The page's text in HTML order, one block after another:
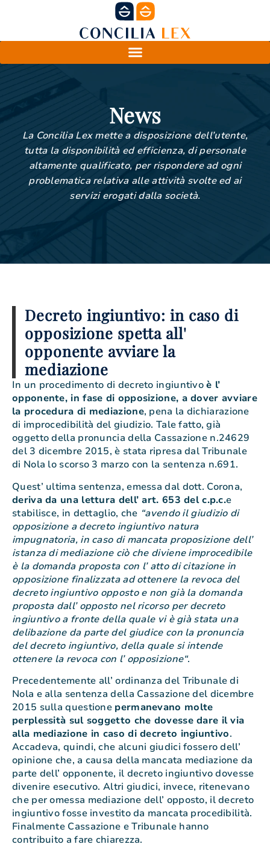
News
La Concilia Lex mette a disposizione dell’utente,
tutta la disponibilità ed efficienza, di personale
altamente qualificato, per rispondere ad ogni
problematica relativa alle attività svolte ed ai
servizi erogati dalla società.
Decreto ingiuntivo: in caso di
opposizione spetta all'
opponente avviare la
mediazione
In un procedimento di decreto ingiuntivoè l’
opponente, in fase di opposizione, a dover avviare
la procedura di mediazione, pena la dichiarazione
di improcedibilità del giudizio. Tale fatto, già
oggetto della pronuncia della Cassazione n.24629
del 3 dicembre 2015, è stata ripresa dal Tribunale
di Nola lo scorso 3 marzo con la sentenza n.691.
Quest’ ultima sentenza, emessa dal dott. Corona,
deriva da una lettura dell’ art. 653 del c.p.c.e
stabilisce, in dettaglio, che “avendo il giudizio di
opposizione a decreto ingiuntivo natura
impugnatoria, in caso di mancata proposizione dell’
istanza di mediazione ciò che diviene improcedibile
è la domanda proposta con l’ atto di citazione in
opposizione finalizzata ad ottenere la revoca del
decreto ingiuntivo opposto e non già la domanda
proposta dall’ opposto nel ricorso per decreto
ingiuntivo a fronte della quale vi è già stata una
delibazione da parte del giudice con la pronuncia
del decreto ingiuntivo, della quale si intende
ottenere la revoca con l’ opposizione“.
Precedentemente all’ ordinanza del Tribunale di
Nola e alla sentenza della Cassazione del dicembre
2015 sulla questione permanevano molte
perplessità sul soggetto che dovesse dare il via
alla mediazione in caso di decreto ingiuntivo.
Accadeva, quindi, che alcuni giudici fossero dell’
opinione che, a causa della mancata mediazione da
parte dell’ opponente, il decreto ingiuntivo dovesse
divenire esecutivo. Altri giudici, invece, ritenevano
che per omessa mediazione dell’ opposto, il decreto
ingiuntivo fosse investito da mancata procedibilità.
Finalmente Cassazione e Tribunale hanno
contribuito a fare chiarezza.